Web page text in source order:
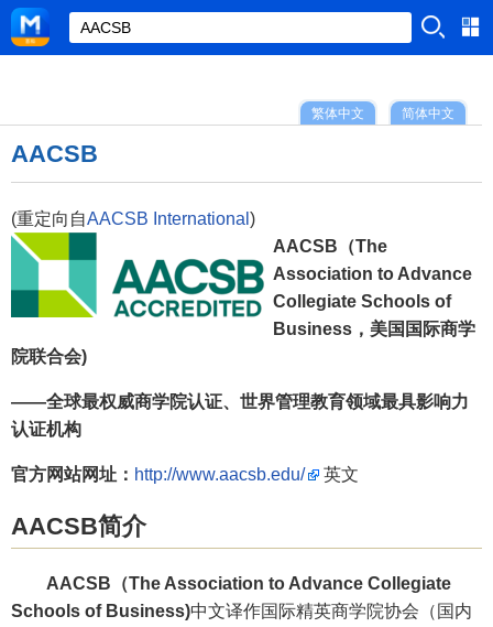
简体中文
繁体中文
AACSB
(重定向自AACSB International )
AACSB（The
Association to Advance
Collegiate Schools of
Business，美国国际商学
院联合会)
——全球最权威商学院认证、世界管理教育领域最具影响力
认证机构
官方网站网址： http://www.aacsb.edu/ 英文
AACSB简介
AACSB（The Association to Advance Collegiate
Schools of Business)中文译作国际精英商学院协会（国内